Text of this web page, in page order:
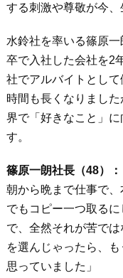
する刺激や尊敬が今、
水鈴社を率いる篠原
卒で入社した会社を2
社でアルバイトとし
時間も長くなりまし
界で「好きなこと」
す。
篠原一朗社長（48）：
朝から晩まで仕事で、
でもコピー一つ取る
で、全然それが苦で
を選んじゃったら、
思っていました」